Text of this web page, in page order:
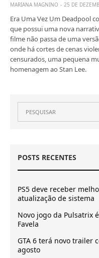
MARIANA MAGNINO 25 DE
Era Uma Vez Um Deadpool
que possui uma nova
filme não passa de uma
onde há cortes de cenas
censurados, uma pequena
homenagem ao Stan Lee.
POSTS RECENTES
PS5 deve receber
atualização de sistema
Novo jogo da Pulsatrix
Favela
GTA 6 terá novo trailer
agosto